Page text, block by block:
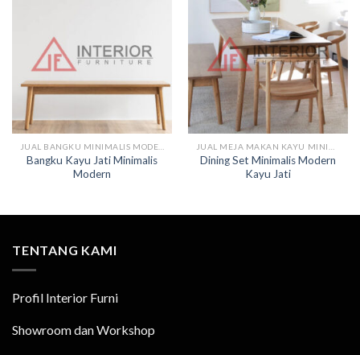
Bangku Kayu Jati Minimalis
Modern
Dining Set Minimalis Modern
Kayu Jati
TENTANG KAMI
Profil Interior Furni
Showroom dan Workshop